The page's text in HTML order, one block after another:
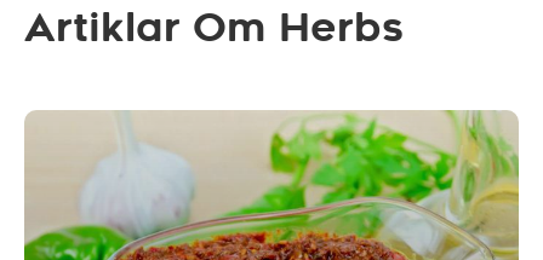
Artiklar Om Herbs